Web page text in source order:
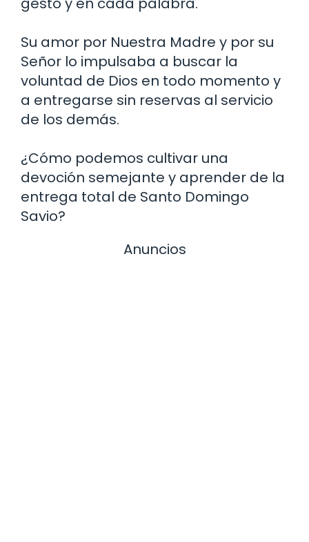
Su amor por Nuestra Madre y por su
Señor lo impulsaba a buscar la
voluntad de Dios en todo momento y
a entregarse sin reservas al servicio
de los demás.
¿Cómo podemos cultivar una
devoción semejante y aprender de la
entrega total de Santo Domingo
Savio?
Anuncios